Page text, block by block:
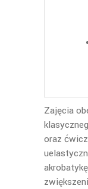
Zajęcia
oraz